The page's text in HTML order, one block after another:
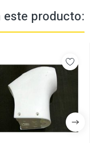
producto: